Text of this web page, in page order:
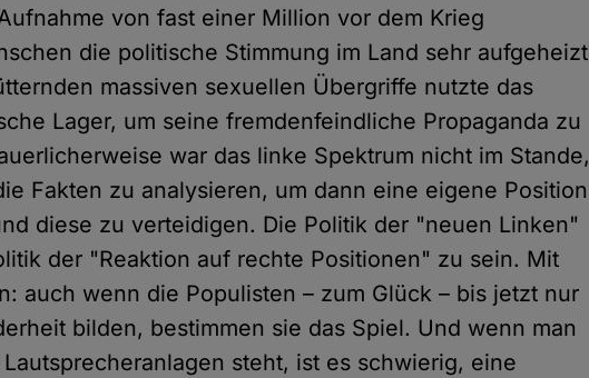
von fast einer Million vor dem Krieg
die politische Stimmung im Land sehr aufgeheizt
massiven sexuellen Übergriffe nutzte das
Lager, um seine fremdenfeindliche Propaganda zu
war das linke Spektrum nicht im Stande,
Fakten zu analysieren, um dann eine eigene Position
diese zu verteidigen. Die Politik der "neuen Linken"
der "Reaktion auf rechte Positionen" zu sein. Mit
auch wenn die Populisten – zum Glück – bis jetzt nur
bilden, bestimmen sie das Spiel. Und wenn man
steht, ist es schwierig, eine